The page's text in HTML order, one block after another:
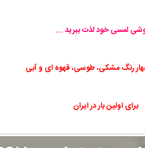
لمسی خود لذت ببرید ...
رنگ مشکی، طوسی، قهوه ای و آبی
برای اولین بار در ایران